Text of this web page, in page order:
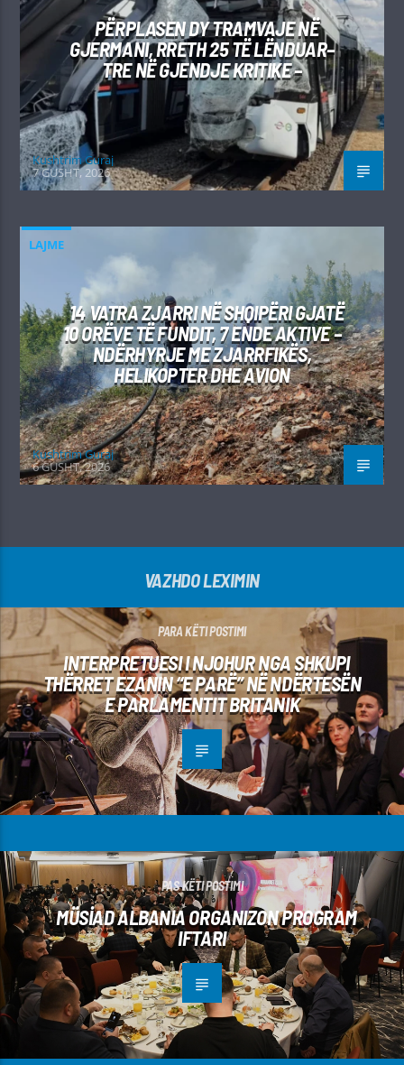
PËRPLASEN DY TRAMVAJE NË
GJERMANI, RRETH 25 TË LËNDUAR–
TRE NË GJENDJE KRITIKE –
Kushtrim Guraj
7 GUSHT, 2026
LAJME
14 VATRA ZJARRI NË SHQIPËRI GJATË
10 ORËVE TË FUNDIT, 7 ENDE AKTIVE –
NDËRHYRJE ME ZJARRFIKËS,
HELIKOPTER DHE AVION
Kushtrim Guraj
6 GUSHT, 2026
VAZHDO LEXIMIN
PARA KËTI POSTIMI
INTERPRETUESI I NJOHUR NGA SHKUPI
THËRRET EZANIN “E PARË” NË NDËRTESËN
E PARLAMENTIT BRITANIK
PAS KËTI POSTIMI
MÜSİAD ALBANIA ORGANIZON PROGRAM
IFTARI